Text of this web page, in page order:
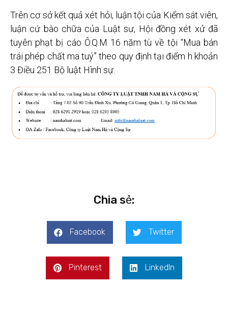
Trên cơ sở kết quả xét hỏi, luận tội của Kiểm sát viên,
luận cứ bào chữa của Luật sư, Hội đồng xét xử đã
tuyên phạt bị cáo Ô.Q.M 16 năm tù về tội “Mua bán
trái phép chất ma tuý” theo quy định tại điểm h khoản
3 Điều 251 Bộ luật Hình sự.
Chia sẻ:
Facebook Twitter
Pinterest LinkedIn